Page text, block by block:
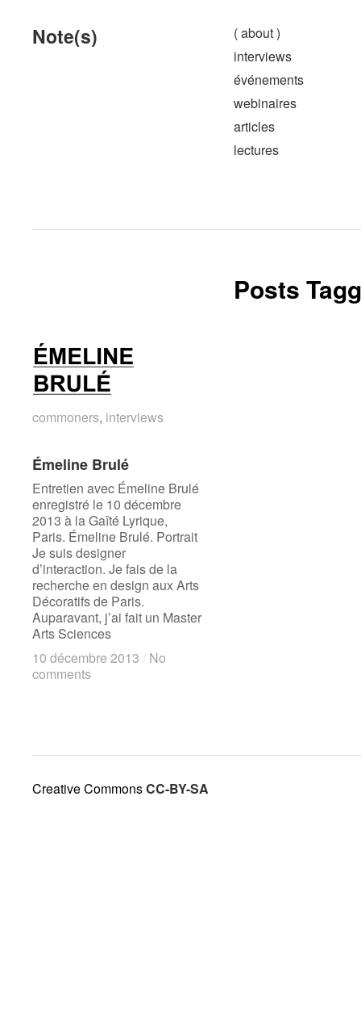
Note(s)
( about )
interviews
événements
webinaires
articles
lectures
Posts
commoners, interviews
Émeline Brulé
Entretien avec Émeline Brulé
enregistré le 10 décembre
2013 à la Gaîté Lyrique,
Paris. Émeline Brulé. Portrait
Je suis designer
d’interaction. Je fais de la
recherche en design aux Arts
Décoratifs de Paris.
Auparavant, j’ai fait un Master
Arts Sciences
10 décembre 2013 / No
comments
commoners interviews
Émeline Brulé
10 décembre 2013 / No
comments
Creative CommonsCC-BY-SA